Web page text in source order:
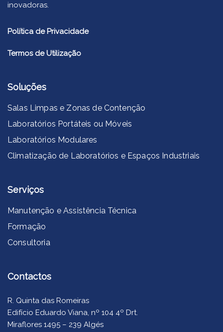
inovadoras.
Política de Privacidade
Termos de Utilização
Soluções
Salas Limpas e Zonas de Contenção
Laboratórios Portáteis ou Móveis
Laboratórios Modulares
Climatização de Laboratórios e Espaços Industriais
Serviços
Manutenção e Assistência Técnica
Formação
Consultoria
Contactos
R. Quinta das Romeiras
Edifício Eduardo Viana, nº 104 4º Drt.
Miraflores 1495 – 239 Algés